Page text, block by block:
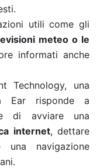
utili come gli
meteo o le
informati anche
Technology, una
Ear risponde a
di avviare una
internet, dettare
una navigazione